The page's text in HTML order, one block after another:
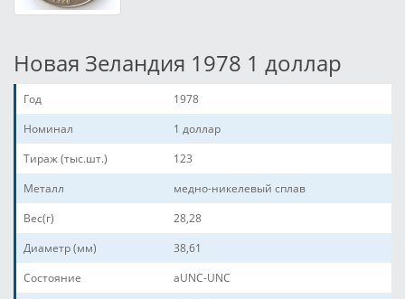
Новая Зеландия 1978 1 доллар
Год
1978
Номинал
1 доллар
Тираж (тыс.шт.)
123
Металл
медно-никелевый сплав
Вес(г)
28,28
Диаметр (мм)
38,61
Состояние
aUNC-UNC